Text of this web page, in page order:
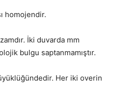
homojendir.
İki duvarda mm
bulgu saptanmamıştır.
Her iki overin